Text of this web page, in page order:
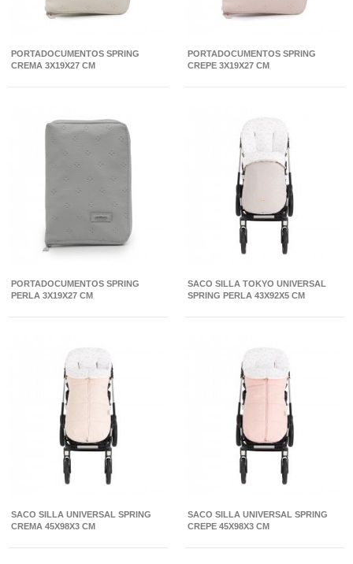
PORTADOCUMENTOS SPRING
CREMA 3X19X27 CM
PORTADOCUMENTOS SPRING
CREPE 3X19X27 CM
PORTADOCUMENTOS SPRING
PERLA 3X19X27 CM
SACO SILLA TOKYO UNIVERSAL
SPRING PERLA 43X92X5 CM
SACO SILLA UNIVERSAL SPRING
CREMA 45X98X3 CM
SACO SILLA UNIVERSAL SPRING
CREPE 45X98X3 CM